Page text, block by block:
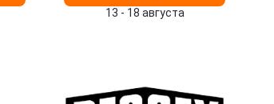
13 - 18 августа